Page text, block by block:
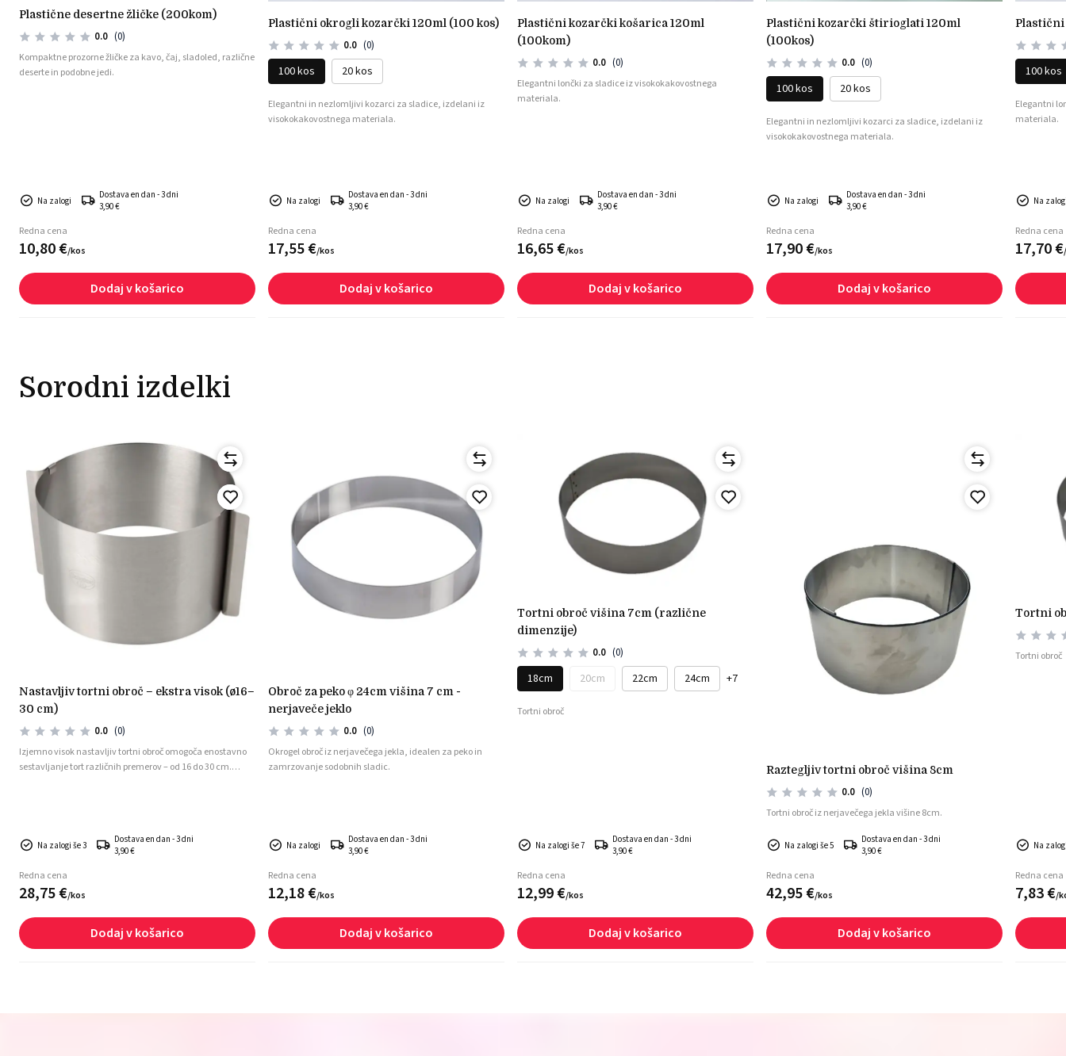
plastične desertne žličke (200kom)
0.0 (0)
Kompaktne prozorne žličke za kavo, čaj, sladoled, različne
deserte in podobne jedi.
Na zalogi
Dostava en dan - 3 dni
3,90 €
Redna cena
10,80€/kos
Dodaj v košarico
plastični okrogli kozarčki 120ml (100 kos)
0.0 (0)
100 kos 20 kos
Elegantni in nezlomljivi kozarci za sladice, izdelani iz
visokokakovostnega materiala.
Na zalogi
Dostava en dan - 3 dni
3,90 €
Redna cena
17,55€/kos
Dodaj v košarico
plastični kozarčki košarica 120ml
(100kom)
0.0 (0)
Elegantni lončki za sladice iz visokokakovostnega
materiala.
Na zalogi
Dostava en dan - 3 dni
3,90 €
Redna cena
16,65€/kos
Dodaj v košarico
plastični kozarčki štirioglati 120ml
(100kos)
0.0 (0)
100 kos 20 kos
Elegantni in nezlomljivi kozarci za sladice, izdelani iz
visokokakovostnega materiala.
Na zalogi
Dostava en dan - 3 dni
3,90 €
Redna cena
17,90€/kos
Dodaj v košarico
100 kos
Elegantni
materiala.
Na
Redna cena
17,70€/
Sorodni izdelki
nastavljiv tortni obroč – ekstra visok (ø16–
30 cm)
0.0 (0)
Izjemno visok nastavljiv tortni obroč omogoča enostavno
sestavljanje tort različnih premerov – od 16 do 30 cm.
Na zalogi še 3
Dostava en dan - 3 dni
3,90 €
Redna cena
28,75€/kos
Dodaj v košarico
obroč za peko φ 24cm višina 7 cm -
nerjaveče jeklo
0.0 (0)
Okrogel obroč iz nerjavečega jekla, idealen za peko in
zamrzovanje sodobnih sladic.
Na zalogi
Dostava en dan - 3 dni
3,90 €
Redna cena
12,18€/kos
Dodaj v košarico
tortni obroč višina 7cm (različne
dimenzije)
0.0 (0)
18cm 20cm 22cm 24cm +7
Tortni obroč
Na zalogi še 7
Dostava en dan - 3 dni
3,90 €
Redna cena
12,99€/kos
Dodaj v košarico
raztegljiv tortni obroč višina 8cm
0.0 (0)
Tortni obroč iz nerjavečega jekla višine 8cm.
Na zalogi še 5
Dostava en dan - 3 dni
3,90 €
Redna cena
42,95€/kos
Dodaj v košarico
tortni
Tortni obroč
Na
Redna cena
7,83€/